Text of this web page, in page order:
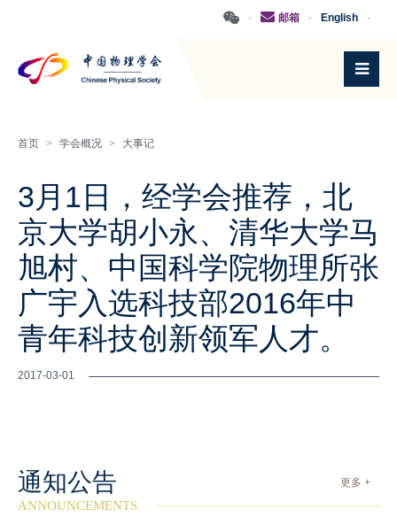
·
English
·
邮箱
·
首页 > 学会概况 > 大事记
3月1日，经学会推荐，北
京大学胡小永、清华大学马
旭村、中国科学院物理所张
广宇入选科技部2016年中
青年科技创新领军人才。
2017-03-01
通知公告 更多 +
ANNOUNCEMENTS